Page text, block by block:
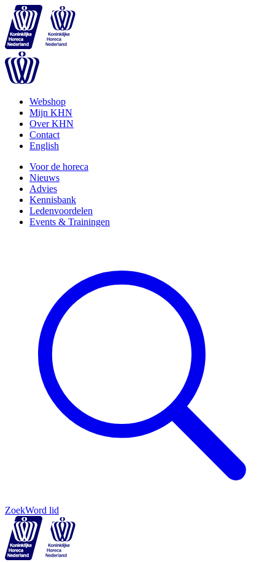
Webshop
Mijn KHN
Over KHN
Contact
English
Voor de horeca
Nieuws
Advies
Kennisbank
Ledenvoordelen
Events & Trainingen
ZoekWord lid